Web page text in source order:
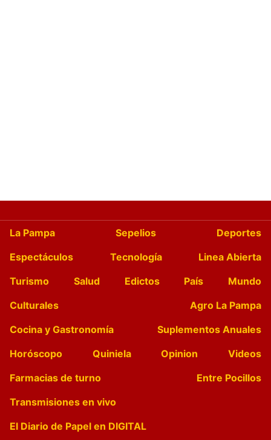
La Pampa Sepelios
Deportes
Espectáculos
Tecnología
Linea Abierta
Turismo
Salud Edictos País
Mundo
Culturales
Agro La Pampa
Cocina y Gastronomía
Suplementos Anuales
Horóscopo
Quiniela Opinion
Videos
Farmacias de turno
Entre Pocillos
Transmisiones en vivo
El Diario de Papel en DIGITAL